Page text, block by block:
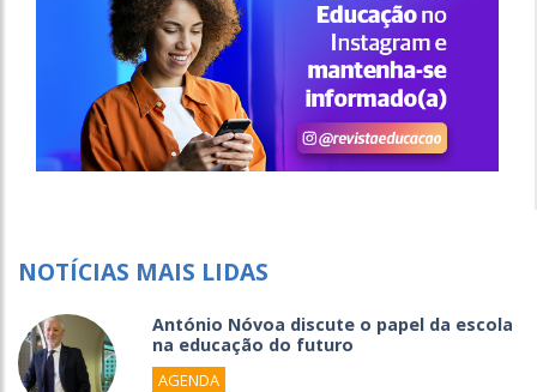
NOTÍCIAS MAIS LIDAS
António Nóvoa discute o papel da escola
na educação do futuro
AGENDA